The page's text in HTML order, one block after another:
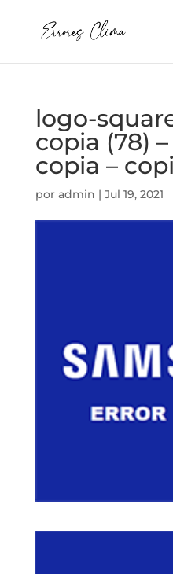
logo-
copia (78)
copia –
por admin | Jul 19, 2021